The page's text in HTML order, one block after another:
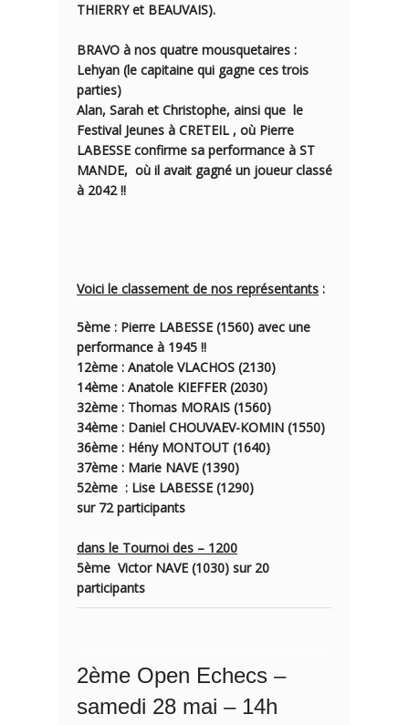
THIERRY et BEAUVAIS).
BRAVO à nos quatre mousquetaires :
Lehyan (le capitaine qui gagne ces trois
parties)
Alan, Sarah et Christophe, ainsi que le
Festival Jeunes à CRETEIL , où Pierre
LABESSE confirme sa performance à ST
MANDE, où il avait gagné un joueur classé
à 2042 !!
Voici le classement de nos représentants :
5ème : Pierre LABESSE (1560) avec une
performance à 1945 !!
12ème : Anatole VLACHOS (2130)
14ème : Anatole KIEFFER (2030)
32ème : Thomas MORAIS (1560)
34ème : Daniel CHOUVAEV-KOMIN (1550)
36ème : Hény MONTOUT (1640)
37ème : Marie NAVE (1390)
52ème : Lise LABESSE (1290)
sur 72 participants
dans le Tournoi des – 1200
5ème Victor NAVE (1030) sur 20
participants
2ème Open Echecs –
samedi 28 mai – 14h